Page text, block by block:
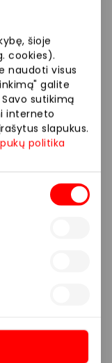
šioje
cookies).
naudoti visus
galite
sutikimą
interneto
slapukus.
politika